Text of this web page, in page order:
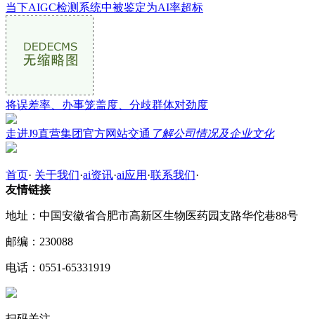
当下AIGC检测系统中被鉴定为AI率超标
将误差率、办事笼盖度、分歧群体对劲度
走进J9直营集团官方网站交通 了解公司情况及企业文化
首页· 关于我们·ai资讯·ai应用 ·联系我们·
友情链接
地址：中国安徽省合肥市高新区生物医药园支路华佗巷88号
邮编：230088
电话：0551-65331919